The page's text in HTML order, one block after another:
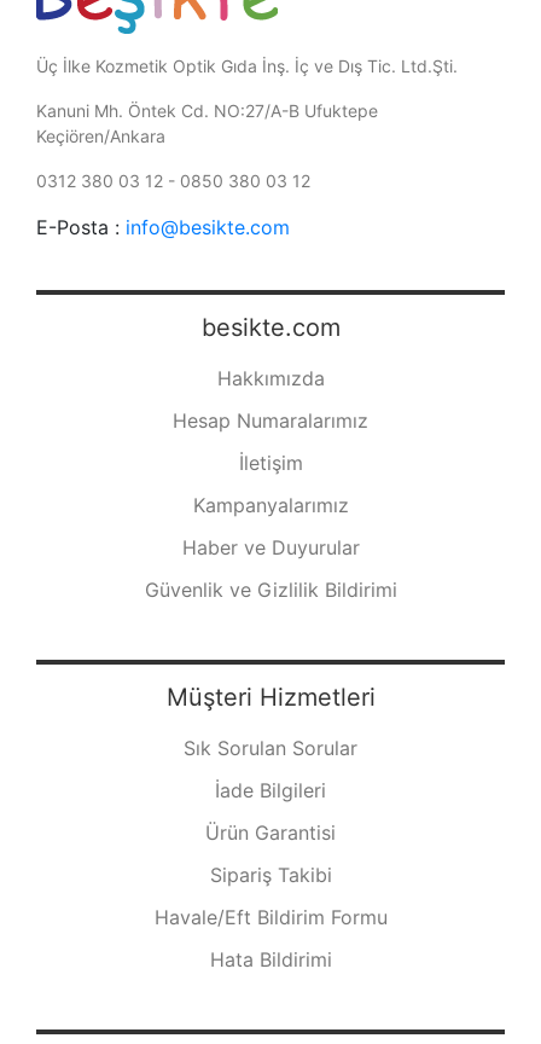
Üç İlke Kozmetik Optik Gıda İnş. İç ve Dış Tic. Ltd.Şti.
Kanuni Mh. Öntek Cd. NO:27/A-B Ufuktepe
Keçiören/Ankara
0312 380 03 12 - 0850 380 03 12
E-Posta : info@besikte.com
besikte.com
Hakkımızda
Hesap Numaralarımız
İletişim
Kampanyalarımız
Haber ve Duyurular
Güvenlik ve Gizlilik Bildirimi
Müşteri Hizmetleri
Sık Sorulan Sorular
İade Bilgileri
Ürün Garantisi
Sipariş Takibi
Havale/Eft Bildirim Formu
Hata Bildirimi